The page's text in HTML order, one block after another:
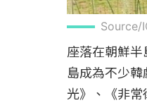
Source/
座落在朝鮮
島成為不少
光》、《非